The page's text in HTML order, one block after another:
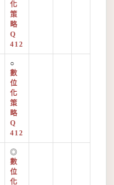
化
策
略
Q
412
○
數
位
化
策
略
Q
412
◎
數
位
化